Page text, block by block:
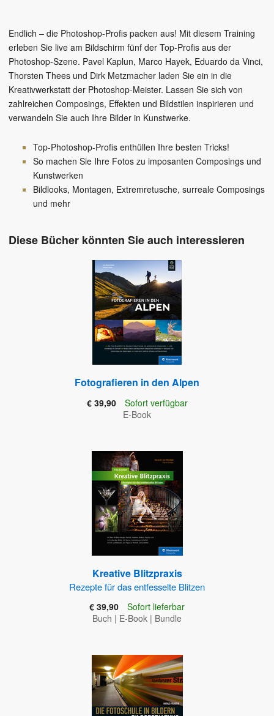
Endlich – die Photoshop-Profis packen aus! Mit diesem Training
erleben Sie live am Bildschirm fünf der Top-Profis aus der
Photoshop-Szene. Pavel Kaplun, Marco Hayek, Eduardo da Vinci,
Thorsten Thees und Dirk Metzmacher laden Sie ein in die
Kreativwerkstatt der Photoshop-Meister. Lassen Sie sich von
zahlreichen Composings, Effekten und Bildstilen inspirieren und
verwandeln Sie auch Ihre Bilder in Kunstwerke.
Top-Photoshop-Profis enthüllen Ihre besten Tricks!
So machen Sie Ihre Fotos zu imposanten Composings und
Kunstwerken
Bildlooks, Montagen, Extremretusche, surreale Composings
und mehr
Diese Bücher könnten Sie auch interessieren
Fotografieren in den Alpen
€ 39,90
Sofort verfügbar
E-Book
Kreative Blitzpraxis
Rezepte für das entfesselte Blitzen
€ 39,90
Sofort lieferbar
Buch | E-Book | Bundle